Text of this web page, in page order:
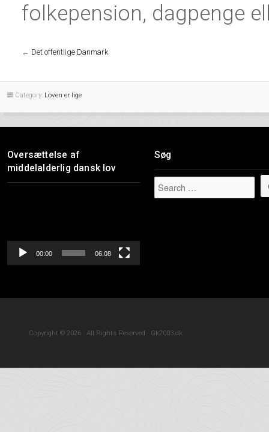
folkepension, dagpenge
← Det offentlige Danmark
Category: Loven er lige
Oversættelse af
middelalderlig dansk lov
00:00 06:08
Søg
Copyright © 2026 · All Rights Reserved · Gk2003.dk